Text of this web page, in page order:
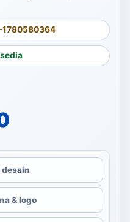
1780580364
adalah:
adalah:
& logo